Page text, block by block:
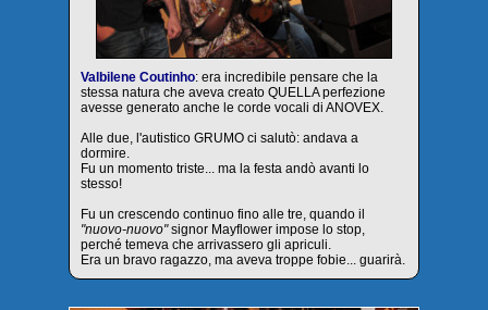
Valbilene Coutinho: era incredibile pensare che la
stessa natura che aveva creato QUELLA perfezione
avesse generato anche le corde vocali di ANOVEX.
Alle due, l'autistico GRUMO ci salutò: andava a
dormire.
Fu un momento triste... ma la festa andò avanti lo
stesso!
Fu un crescendo continuo fino alle tre, quando il
"nuovo-nuovo"signor Mayflower impose lo stop,
perché temeva che arrivassero gli apriculi.
Era un bravo ragazzo, ma aveva troppe fobie... guarirà.